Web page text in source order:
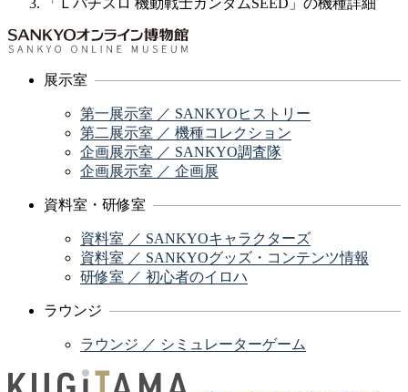
「Ｌパチスロ 機動戦士ガンダムSEED」の機種詳細
展示室
第一展示室 ／ SANKYOヒストリー
第二展示室 ／ 機種コレクション
企画展示室 ／ SANKYO調査隊
企画展示室 ／ 企画展
資料室・研修室
資料室 ／ SANKYOキャラクターズ
資料室 ／ SANKYOグッズ・コンテンツ情報
研修室 ／ 初心者のイロハ
ラウンジ
ラウンジ ／ シミュレーターゲーム